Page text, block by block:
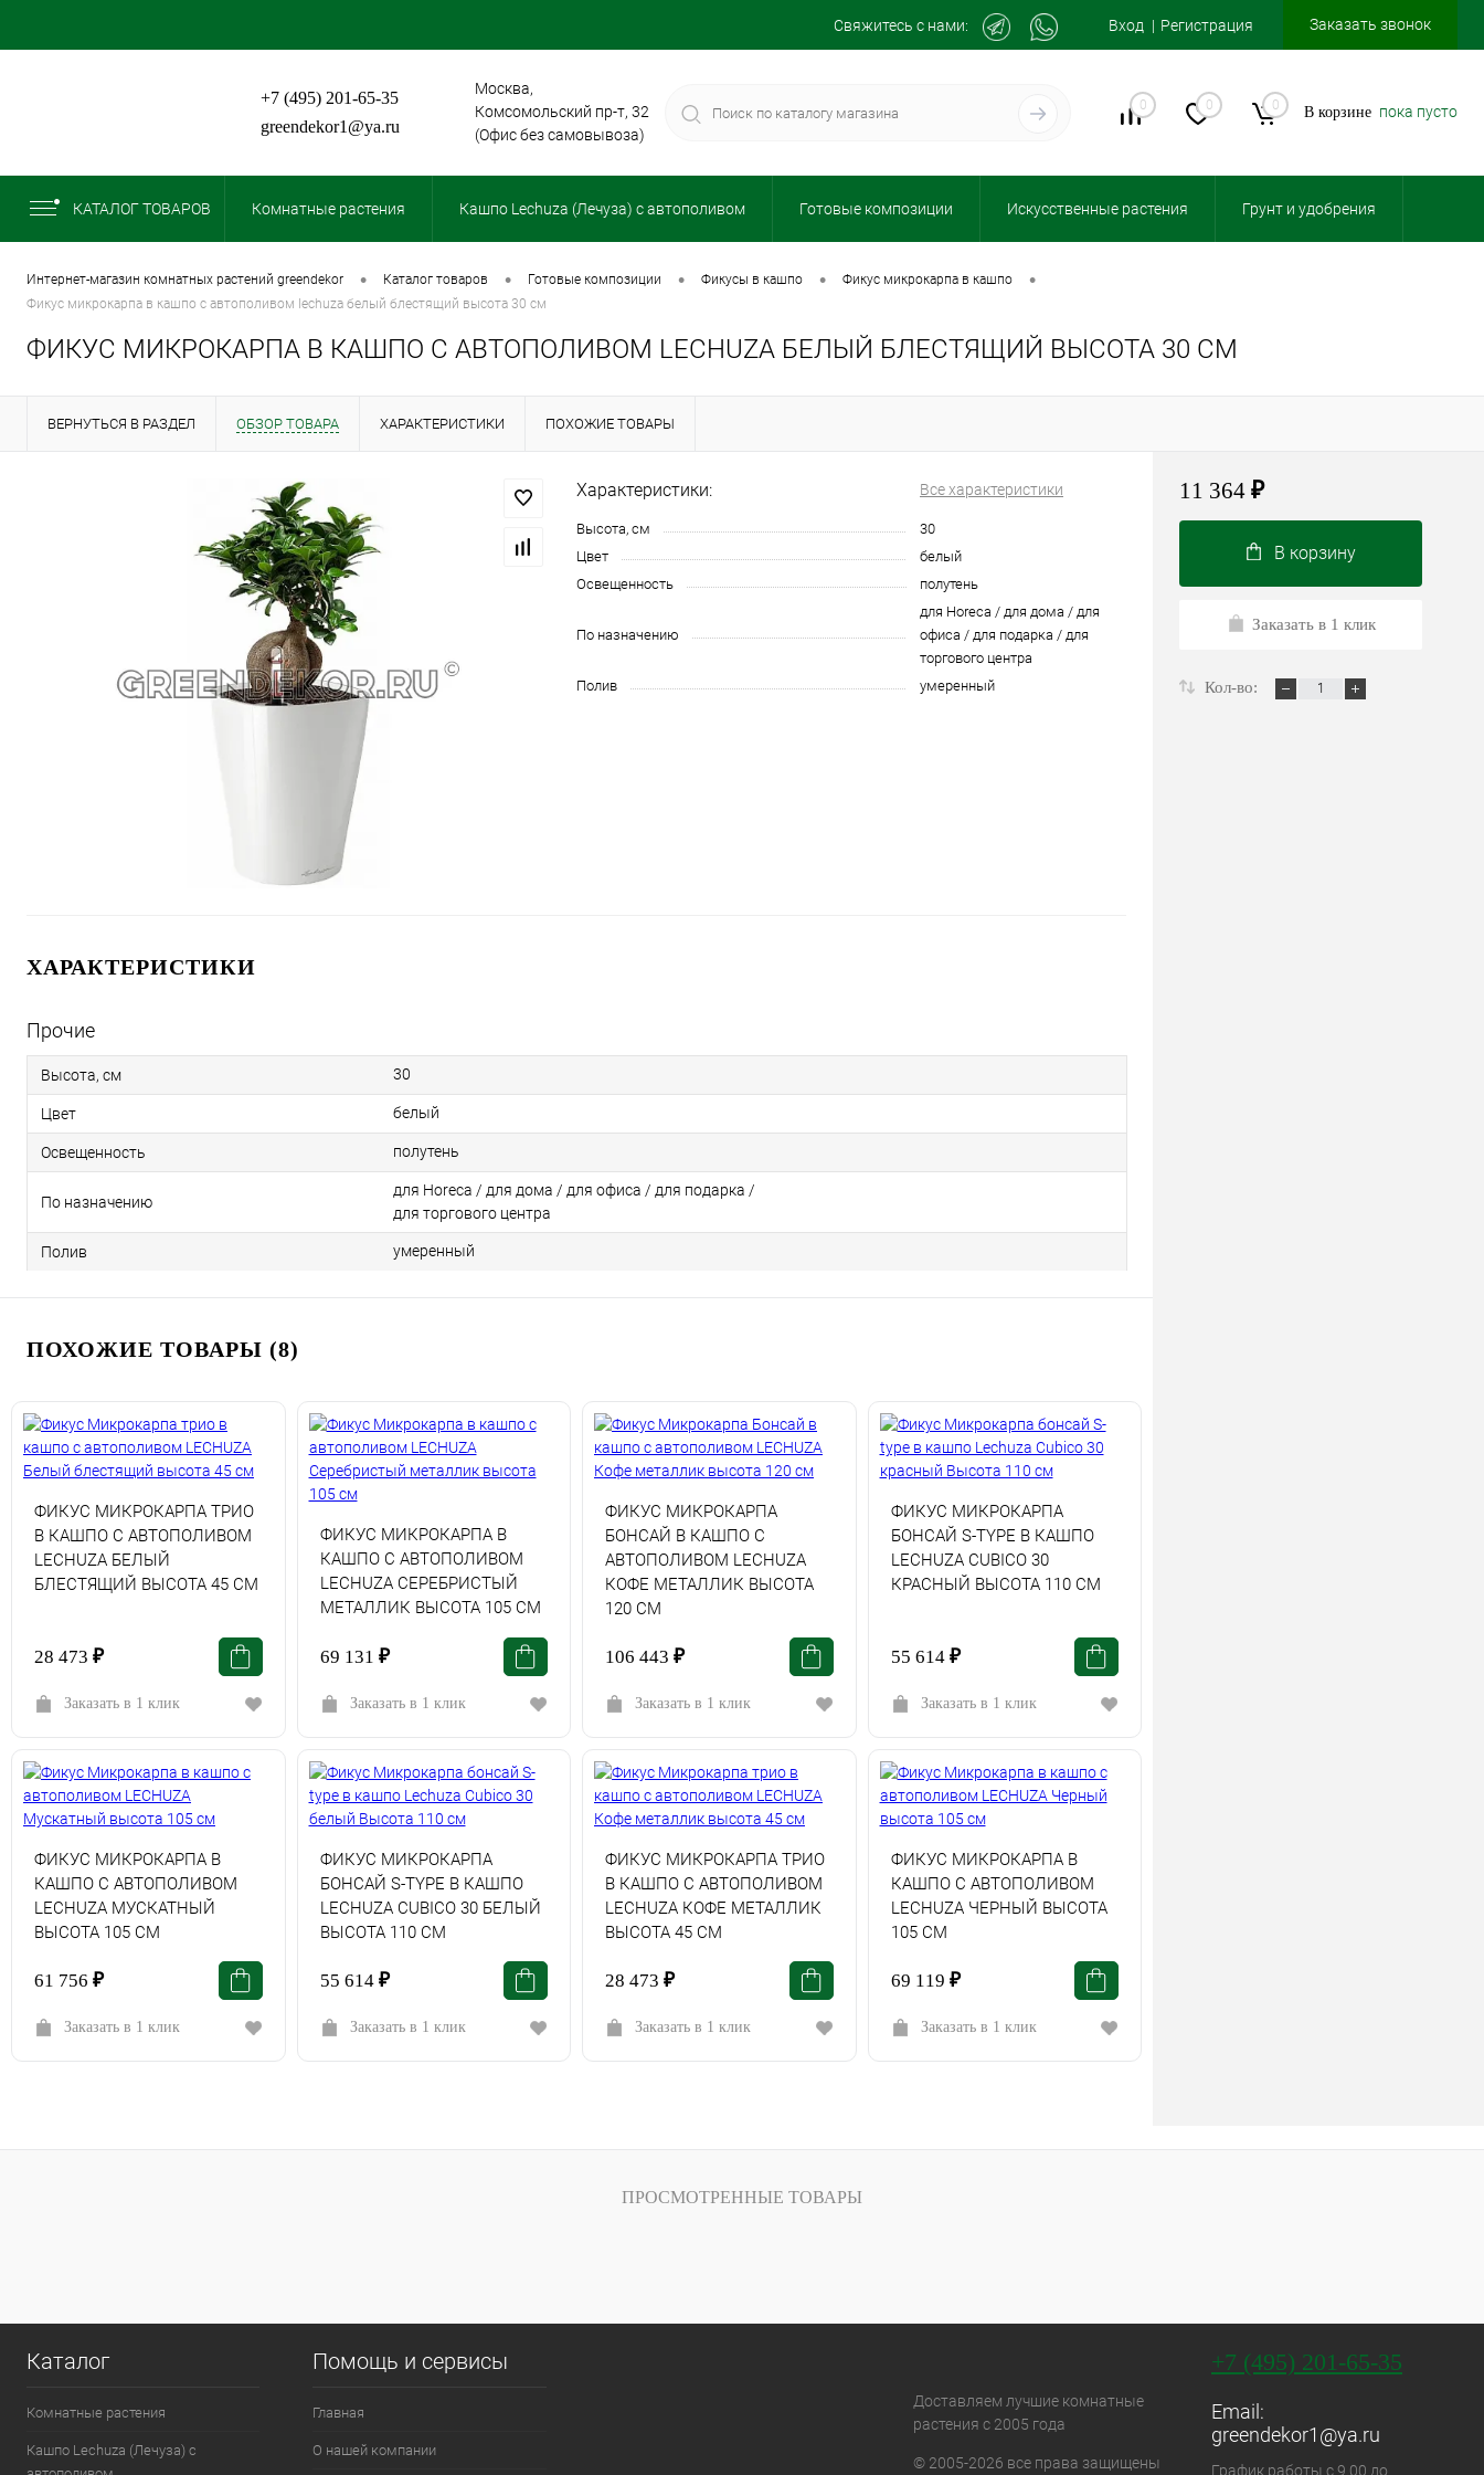
Свяжитесь с нами: Вход Регистрация Заказать звонок
+7 (495) 201-65-35
greendekor1@ya.ru
Москва,
Комсомольский пр-т, 32
(Офис без самовывоза)
0 0 0 В корзине пока пусто
КАТАЛОГ ТОВАРОВ Комнатные растения Кашпо Lechuza (Лечуза) с автополивом Готовые композиции Искусственные растения Грунт и удобрения
интернет-магазин комнатных растений greendekor • каталог товаров • готовые композиции • фикусы в кашпо • фикус микрокарпа в кашпо •
фикус микрокарпа в кашпо с автополивом lechuza белый блестящий высота 30 см
ФИКУС МИКРОКАРПА В КАШПО С АВТОПОЛИВОМ LECHUZA БЕЛЫЙ БЛЕСТЯЩИЙ ВЫСОТА 30 СМ
ВЕРНУТЬСЯ В РАЗДЕЛ ОБЗОР ТОВАРА ХАРАКТЕРИСТИКИ ПОХОЖИЕ ТОВАРЫ
Характеристики: Все характеристики
Высота, см
30
Цвет
белый
Освещенность
полутень
По назначению
для Horeca / для дома / для
офиса / для подарка / для
торгового центра
Полив
умеренный
ХАРАКТЕРИСТИКИ
Прочие
Высота, см 30
Цвет белый
Освещенность полутень
По назначению
для Horeca / для дома / для офиса / для подарка /
для торгового центра
Полив умеренный
ПОХОЖИЕ ТОВАРЫ (8)
ФИКУС МИКРОКАРПА ТРИО
В КАШПО С АВТОПОЛИВОМ
LECHUZA БЕЛЫЙ
БЛЕСТЯЩИЙ ВЫСОТА 45 СМ
28 473 ₽
Заказать в 1 клик
ФИКУС МИКРОКАРПА В
КАШПО С АВТОПОЛИВОМ
LECHUZA СЕРЕБРИСТЫЙ
МЕТАЛЛИК ВЫСОТА 105 СМ
69 131 ₽
Заказать в 1 клик
ФИКУС МИКРОКАРПА
БОНСАЙ В КАШПО С
АВТОПОЛИВОМ LECHUZA
КОФЕ МЕТАЛЛИК ВЫСОТА
120 СМ
106 443 ₽
Заказать в 1 клик
ФИКУС МИКРОКАРПА
БОНСАЙ S-TYPE В КАШПО
LECHUZA CUBICO 30
КРАСНЫЙ ВЫСОТА 110 СМ
55 614 ₽
Заказать в 1 клик
ФИКУС МИКРОКАРПА В
КАШПО С АВТОПОЛИВОМ
LECHUZA МУСКАТНЫЙ
ВЫСОТА 105 СМ
61 756 ₽
Заказать в 1 клик
ФИКУС МИКРОКАРПА
БОНСАЙ S-TYPE В КАШПО
LECHUZA CUBICO 30 БЕЛЫЙ
ВЫСОТА 110 СМ
55 614 ₽
Заказать в 1 клик
ФИКУС МИКРОКАРПА ТРИО
В КАШПО С АВТОПОЛИВОМ
LECHUZA КОФЕ МЕТАЛЛИК
ВЫСОТА 45 СМ
28 473 ₽
Заказать в 1 клик
ФИКУС МИКРОКАРПА В
КАШПО С АВТОПОЛИВОМ
LECHUZA ЧЕРНЫЙ ВЫСОТА
105 СМ
69 119 ₽
Заказать в 1 клик
11 364 ₽
В корзину
Заказать в 1 клик
Кол-во:
ПРОСМОТРЕННЫЕ ТОВАРЫ
Каталог
Комнатные растения
Кашпо Lechuza (Лечуза) с
Помощь и сервисы
Главная
О нашей компании
Доставляем лучшие комнатные
растения с 2005 года
© 2005-2026 все права защищены
+7 (495) 201-65-35
Email:
greendekor1@ya.ru
График работы с 9.00 до